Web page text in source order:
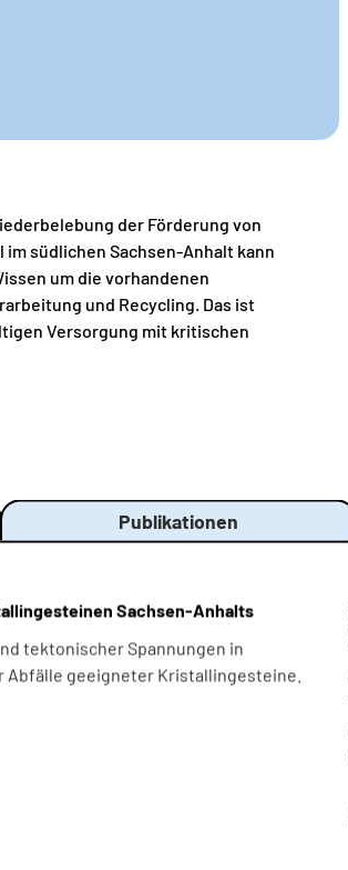
der Förderung von
im südlichen Sachsen-Anhalt kann
um die vorhandenen
und Recycling. Das ist
Versorgung mit kritischen
Publikationen
Sachsen-Anhalts
tektonischer Spannungen in
geeigneter Kristallingesteine.